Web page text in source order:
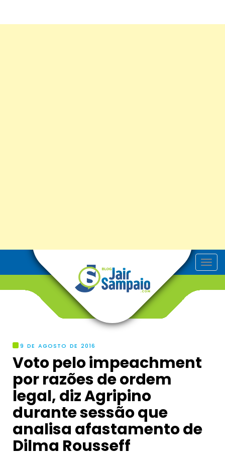
T
o
9 DE AGOSTO DE 2016
Voto pelo impeachment
por razões de ordem
legal, diz Agripino
durante sessão que
analisa afastamento de
Dilma Rousseff